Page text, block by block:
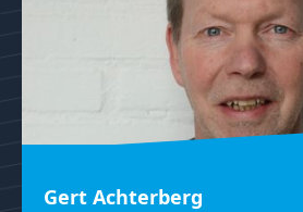
Gert Achterberg